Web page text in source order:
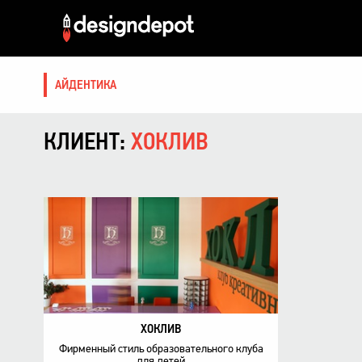
АЙДЕНТИКА
КЛИЕНТ: ХОКЛИВ
ХОКЛИВ
Фирменный стиль образовательного клуба